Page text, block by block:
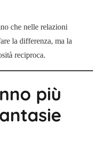
che nelle relazioni
la differenza, ma la
reciproca.
più